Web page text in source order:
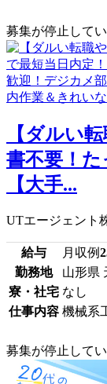
募集が停止して
【ダルい
書不要！た
【大手...
UTエージェント
給与 月収例
勤務地
山形県
寮・社宅 なし
仕事内容 機械系
募集が停止して